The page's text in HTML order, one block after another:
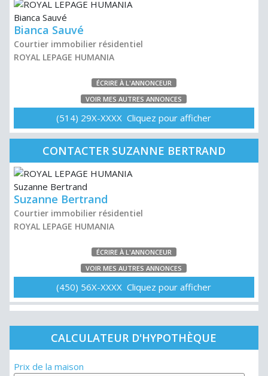
Bianca Sauvé
Courtier immobilier résidentiel
ROYAL LEPAGE HUMANIA
ÉCRIRE À L'ANNONCEUR
VOIR MES AUTRES ANNONCES
(514) 29X-XXXX Cliquez pour afficher
CONTACTER SUZANNE BERTRAND
Suzanne Bertrand
Courtier immobilier résidentiel
ROYAL LEPAGE HUMANIA
ÉCRIRE À L'ANNONCEUR
VOIR MES AUTRES ANNONCES
(450) 56X-XXXX Cliquez pour afficher
CALCULATEUR D'HYPOTHÈQUE
Prix de la maison